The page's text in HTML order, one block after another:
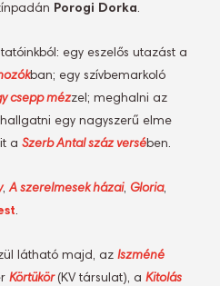
Porogi Dorka.
egy eszelős utazást a
ban; egy szívbemarkoló
csepp mézzel; meghalni az
egy nagyszerű elme
a Szerb Antal száz versében.
,A szerelmesek házai, Gloria,
.
látható majd, az Iszméné
Körtükör (KV társulat), a Kitolás